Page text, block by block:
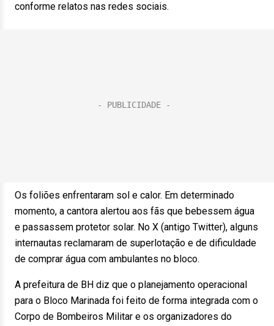
conforme relatos nas redes sociais.
Os foliões enfrentaram sol e calor. Em determinado
momento, a cantora alertou aos fãs que bebessem água
e passassem protetor solar. No X (antigo Twitter), alguns
internautas reclamaram de superlotação e de dificuldade
de comprar água com ambulantes no bloco.
A prefeitura de BH diz que o planejamento operacional
para o Bloco Marinada foi feito de forma integrada com o
Corpo de Bombeiros Militar e os organizadores do